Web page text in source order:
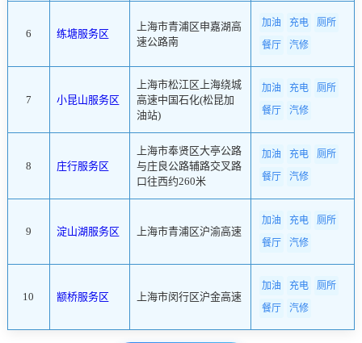
6 练塘服务区
上海市青浦区申嘉湖高
速公路南
加油 充电
厕所
餐厅
汽修
7 小昆山服务区
上海市松江区上海绕城
高速中国石化(松昆加
油站)
加油 充电
厕所
餐厅
汽修
8 庄行服务区
上海市奉贤区大亭公路
与庄良公路辅路交叉路
口往西约260米
加油 充电
厕所
餐厅
汽修
9 淀山湖服务区 上海市青浦区沪渝高速
加油 充电
厕所
餐厅
汽修
10 颛桥服务区 上海市闵行区沪金高速
加油 充电
厕所
餐厅
汽修